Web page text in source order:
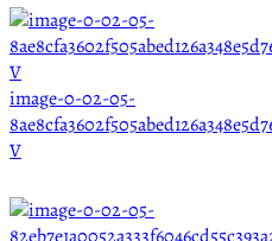
image-0-02-05-
V